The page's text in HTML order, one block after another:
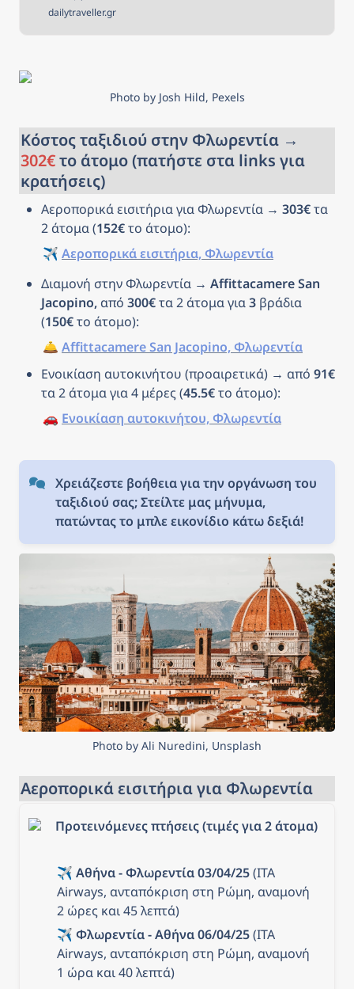
ξεκινήσετε; Αν ναι, τότε είστε στο
κατάλληλο μέρος! Στην σελίδα
πάντα ονειρευόσασταν!
dailytraveller.gr
Photo by Josh Hild, Pexels
302€ το άτομο (πατήστε στα links για
κρατήσεις)
Αεροπορικά εισιτήρια για Φλωρεντία → 303€ τα
2 άτομα (152€ το άτομο):
✈️ Αεροπορικά εισιτήρια, Φλωρεντία
Διαμονή στην Φλωρεντία → Affittacamere San
Jacopino, από 300€ τα 2 άτομα για 3 βράδια
(150€ το άτομο):
🛎️ Affittacamere San Jacopino, Φλωρεντία
Ενοικίαση αυτοκινήτου (προαιρετικά) → από 91€
τα 2 άτομα για 4 μέρες (45.5€ το άτομο):
🚗 Ενοικίαση αυτοκινήτου, Φλωρεντία
Χρειάζεστε βοήθεια για την οργάνωση του
ταξιδιού σας; Στείλτε μας μήνυμα,
πατώντας το μπλε εικονίδιο κάτω δεξιά!
Photo by Ali Nuredini, Unsplash
Αεροπορικά εισιτήρια για Φλωρεντία
Προτεινόμενες πτήσεις (τιμές για 2 άτομα)
✈️ Αθήνα - Φλωρεντία 03/04/25 (ITA
Airways, ανταπόκριση στη Ρώμη, αναμονή
2 ώρες και 45 λεπτά)
✈️ Φλωρεντία - Αθήνα 06/04/25 (ITA
Airways, ανταπόκριση στη Ρώμη, αναμονή
1 ώρα και 40 λεπτά)